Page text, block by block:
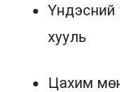
Үндэсний
хууль
Цахим